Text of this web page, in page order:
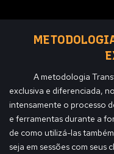
A metodologia
exclusiva e diferenciada,
intensamente o processo
e ferramentas durante a
de como utilizá-las
seja em sessões com